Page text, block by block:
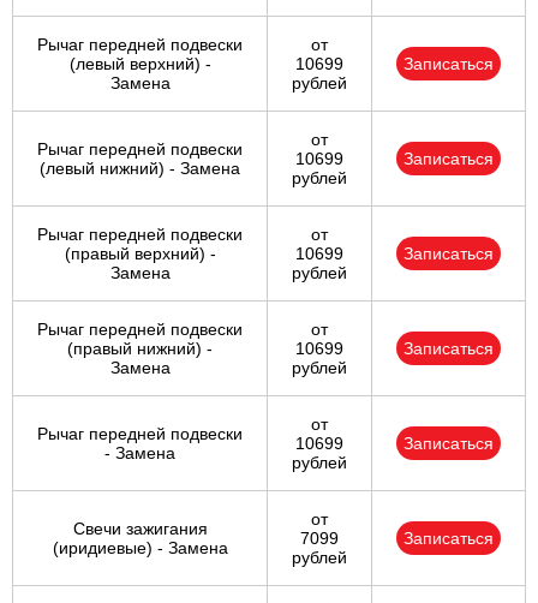
Рычаг передней подвески
(левый верхний) -
Замена
от
10699
рублей
Записаться
Рычаг передней подвески
(левый нижний) - Замена
от
10699
рублей
Записаться
Рычаг передней подвески
(правый верхний) -
Замена
от
10699
рублей
Записаться
Рычаг передней подвески
(правый нижний) -
Замена
от
10699
рублей
Записаться
Рычаг передней подвески
- Замена
от
10699
рублей
Записаться
Свечи зажигания
(иридиевые) - Замена
от
7099
рублей
Записаться